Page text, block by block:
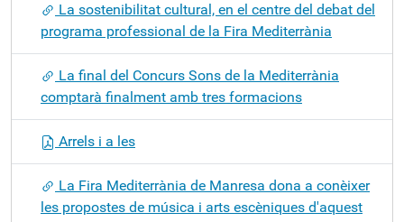
La sostenibilitat cultural, en el centre del debat del
programa professional de la Fira Mediterrània
La final del Concurs Sons de la Mediterrània
comptarà finalment amb tres formacions
Arrels i a les
La Fira Mediterrània de Manresa dona a conèixer
les propostes de música i arts escèniques d'aquest